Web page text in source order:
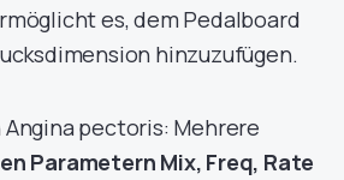
es, dem Pedalboard
hinzuzufügen.
pectoris: Mehrere
Parametern Mix, Freq, Rate